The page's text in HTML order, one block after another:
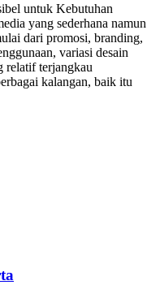
untuk Kebutuhan
yang sederhana namun
dari promosi, branding,
variasi desain
relatif terjangkau
kalangan, baik itu